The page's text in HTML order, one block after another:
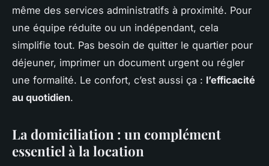
même des services administratifs à proximité. Pour
une équipe réduite ou un indépendant, cela
simplifie tout. Pas besoin de quitter le quartier pour
déjeuner, imprimer un document urgent ou régler
une formalité. Le confort, c’est aussi ça : l’efficacité
au quotidien.
La domiciliation : un complément
essentiel à la location